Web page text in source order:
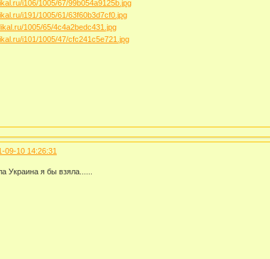
09-10 14:26:31
Украина я бы взяла......